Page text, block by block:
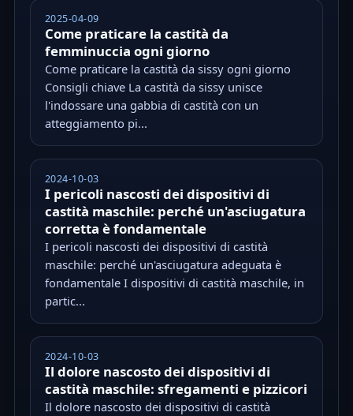
2025-04-09
Come praticare la castità da
femminuccia ogni giorno
Come praticare la castità da sissy ogni giorno
Consigli chiave La castità da sissy unisce
l'indossare una gabbia di castità con un
atteggiamento pi...
2024-10-03
I pericoli nascosti dei dispositivi di
castità maschile: perché un'asciugatura
corretta è fondamentale
I pericoli nascosti dei dispositivi di castità
maschile: perché un'asciugatura adeguata è
fondamentale I dispositivi di castità maschile, in
partic...
2024-10-03
Il dolore nascosto dei dispositivi di
castità maschile: sfregamenti e pizzicori
Il dolore nascosto dei dispositivi di castità